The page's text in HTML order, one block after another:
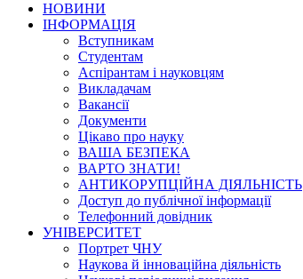
НОВИНИ
ІНФОРМАЦІЯ
Вступникам
Студентам
Аспірантам і науковцям
Викладачам
Вакансії
Документи
Цікаво про науку
ВАША БЕЗПЕКА
ВАРТО ЗНАТИ!
АНТИКОРУПЦІЙНА ДІЯЛЬНІСТЬ
Доступ до публічної інформації
Телефонний довідник
УНІВЕРСИТЕТ
Портрет ЧНУ
Наукова й інноваційна діяльність